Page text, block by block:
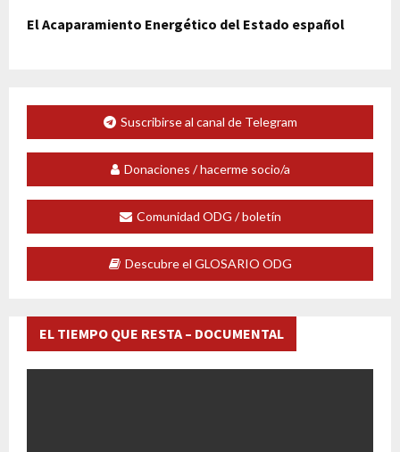
El Acaparamiento Energético del Estado español
Suscribirse al canal de Telegram
Donaciones / hacerme socio/a
Comunidad ODG / boletín
Descubre el GLOSARIO ODG
EL TIEMPO QUE RESTA – DOCUMENTAL